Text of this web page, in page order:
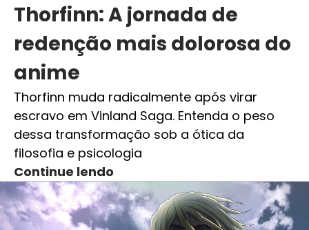
Thorfinn: A jornada de
redenção mais dolorosa do
anime
Thorfinn muda radicalmente após virar
escravo em Vinland Saga. Entenda o peso
dessa transformação sob a ótica da
filosofia e psicologia
Continue lendo